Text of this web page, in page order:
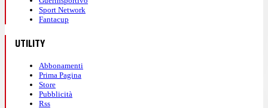
Sport Network
Fantacup
UTILITY
Abbonamenti
Prima Pagina
Store
Pubblicità
Rss